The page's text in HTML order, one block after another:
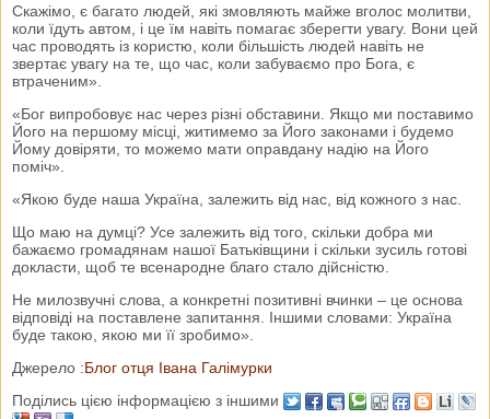
Скажімо, є багато людей, які змовляють майже вголос молитви,
коли їдуть автом, і це їм навіть помагає зберегти увагу. Вони цей
час проводять із користю, коли більшість людей навіть не
звертає увагу на те, що час, коли забуваємо про Бога, є
втраченим».
«Бог випробовує нас через різні обставини. Якщо ми поставимо
Його на першому місці, житимемо за Його законами і будемо
Йому довіряти, то можемо мати оправдану надію на Його
поміч».
«Якою буде наша Україна, залежить від нас, від кожного з нас.
Що маю на думці? Усе залежить від того, скільки добра ми
бажаємо громадянам нашої Батьківщини і скільки зусиль готові
докласти, щоб те всенародне благо стало дійсністю.
Не милозвучні слова, а конкретні позитивні вчинки – це основа
відповіді на поставлене запитання. Іншими словами: Україна
буде такою, якою ми її зробимо».
Джерело :Блог отця Івана Галімурки
Поділись цією інформацією з іншими